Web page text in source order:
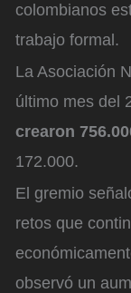
colombianos
trabajo formal.
La Asociación
último mes del
crearon
172.000.
El gremio
retos que
observó un